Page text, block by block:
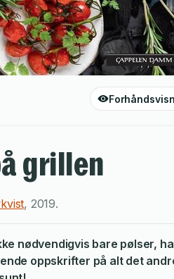
grillen
, 2019.
nødvendigvis bare pølser,
oppskrifter på alt det